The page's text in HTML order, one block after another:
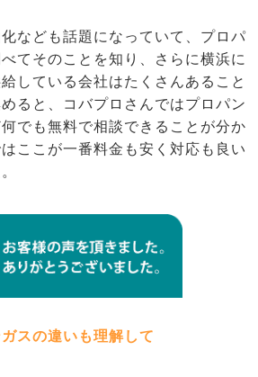
なども話題になっていて、プロパ
てそのことを知り、さらに横浜に
している会社はたくさんあること
ると、コバプロさんではプロパン
でも無料で相談できることが分か
ここが一番料金も安く対応も良い
スの違いも理解して